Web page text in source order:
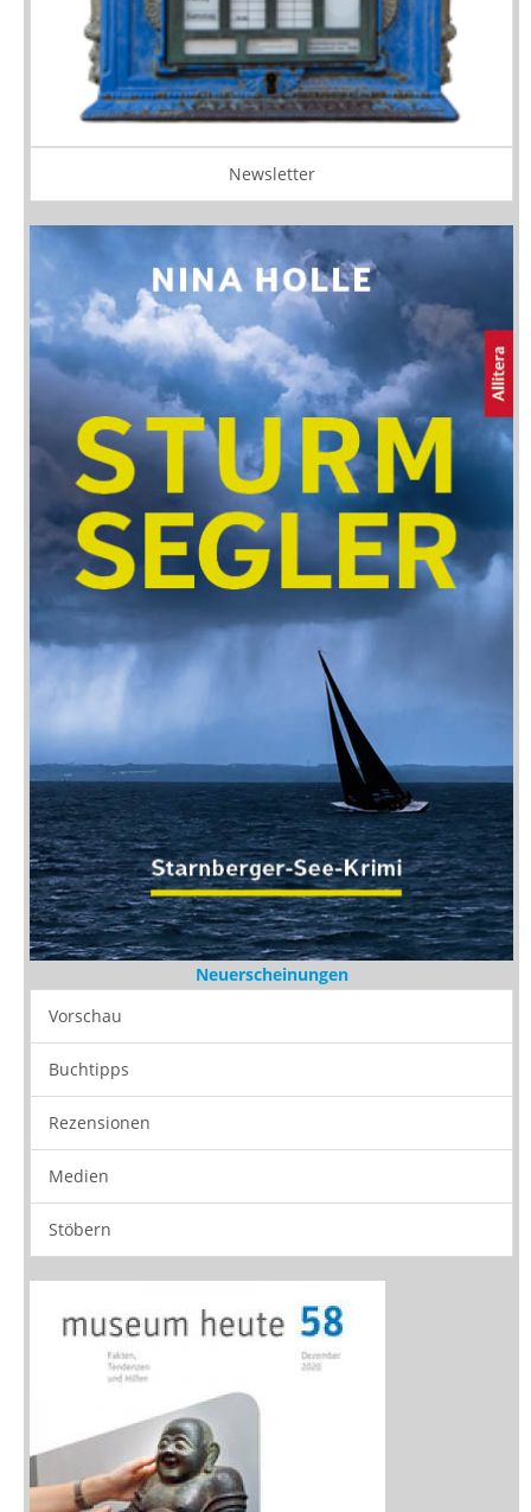
Newsletter
Neuerscheinungen
Vorschau
Buchtipps
Rezensionen
Medien
Stöbern